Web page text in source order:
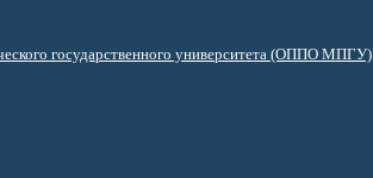
государственного университета (ОППО МПГУ)